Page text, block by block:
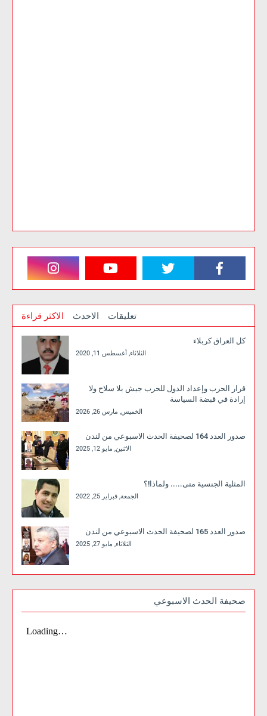
الاكثر قراءة الاحدث تعليقات
كل العراق كربلاء
الثلاثاء, أغسطس 11, 2020
قرار الحرب وإعداد الدول للحرب جيش بلا سلاح ولا
إرادة في قبضة السياسة
الخميس, مارس 26, 2026
صدور العدد 164 لصحيفة الحدث الاسبوعي من لندن
الاثنين, مايو 12, 2025
المثلية الجنسية متى..... ولماذا!؟
الجمعة, فبراير 25, 2022
صدور العدد 165 لصحيفة الحدث الاسبوعي من لندن
الثلاثاء, مايو 27, 2025
صحيفة الحدث الاسبوعي